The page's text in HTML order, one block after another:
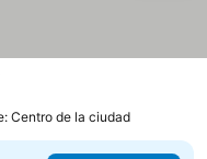
Centro de la ciudad